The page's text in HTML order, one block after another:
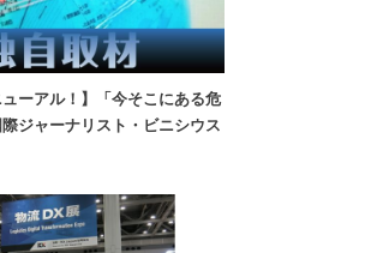
ューアル！】「今そこにある危
ジャーナリスト・ビニシウス